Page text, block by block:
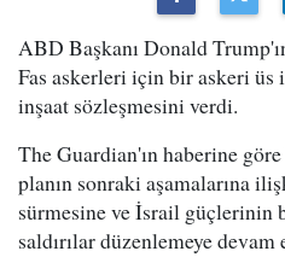
ABD Başkanı Donald
Fas askerleri için bir askeri
inşaat sözleşmesini verdi.
The Guardian'ın haberine
planın sonraki aşamalarına
sürmesine ve İsrail güçlerinin
saldırılar düzenlemeye devam